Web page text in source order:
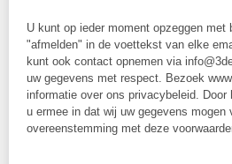
U kunt op ieder moment opzeggen met
"afmelden" in de voettekst van elke
kunt ook contact opnemen via
uw gegevens met respect. Bezoek
informatie over ons privacybeleid.
u ermee in dat wij uw gegevens mogen
overeenstemming met deze